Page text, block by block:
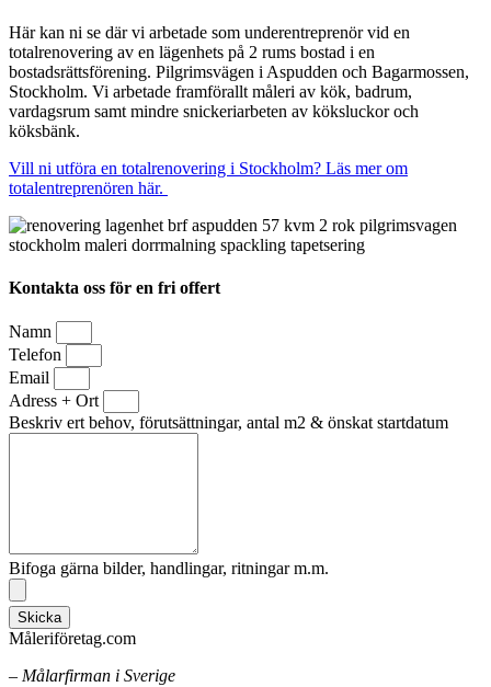
Här kan ni se där vi arbetade som underentreprenör vid en
totalrenovering av en lägenhets på 2 rums bostad i en
bostadsrättsförening. Pilgrimsvägen i Aspudden och Bagarmossen,
Stockholm. Vi arbetade framförallt måleri av kök, badrum,
vardagsrum samt mindre snickeriarbeten av köksluckor och
köksbänk.
Vill ni utföra en totalrenovering i Stockholm? Läs mer om
totalentreprenören här.
Kontakta oss för en fri offert
Namn
Telefon
Email
Adress + Ort
Beskriv ert behov, förutsättningar, antal m2 & önskat startdatum
Bifoga gärna bilder, handlingar, ritningar m.m.
Skicka
Måleriföretag.com
– Målarfirman i Sverige